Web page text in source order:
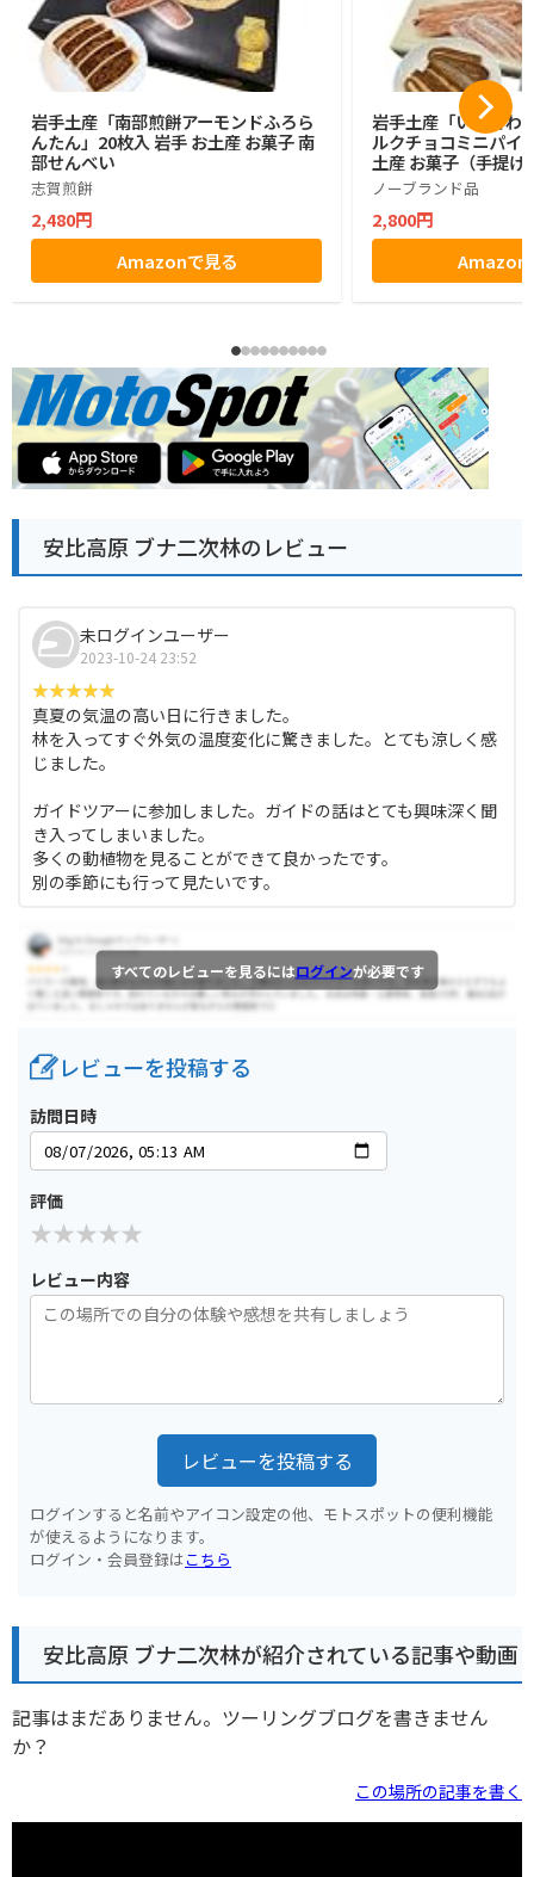
岩手土産「南部煎餅アーモンドふろら
んたん」20枚入 岩手 お土産 お菓子 南
部せんべい
志賀煎餅
2,480円
Amazonで見る
岩手土産「いわてわ
ルクチョコミニパイ
土産 お菓子（手提げ
ノーブランド品
2,800円
Amazon
安比高原 ブナ二次林のレビュー
未ログインユーザー
2023-10-24 23:52
真夏の気温の高い日に行きました。
林を入ってすぐ外気の温度変化に驚きました。とても涼しく感
じました。
ガイドツアーに参加しました。ガイドの話はとても興味深く聞
き入ってしまいました。
多くの動植物を見ることができて良かったです。
別の季節にも行って見たいです。
すべてのレビューを見るにはログインが必要です
レビューを投稿する
訪問日時
評価
レビュー内容
レビューを投稿する
ログインすると名前やアイコン設定の他、モトスポットの便利機能
が使えるようになります。
ログイン・会員登録はこちら
安比高原 ブナ二次林が紹介されている記事や動画
記事はまだありません。ツーリングブログを書きません
か？
この場所の記事を書く